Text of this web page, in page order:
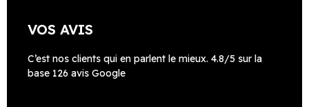
VOS AVIS
C’est nos clients qui en parlent le mieux. 4.8/5 sur la
base 126 avis Google